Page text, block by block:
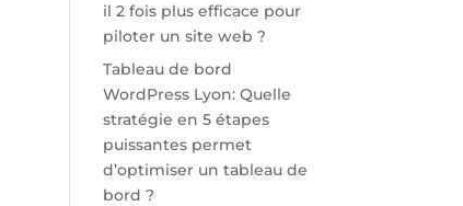
il 2 fois plus efficace pour
piloter un site web ?
Tableau de bord
WordPress Lyon: Quelle
stratégie en 5 étapes
puissantes permet
d’optimiser un tableau de
bord ?